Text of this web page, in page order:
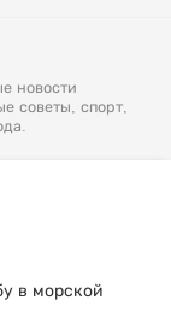
новости
советы, спорт,
в морской